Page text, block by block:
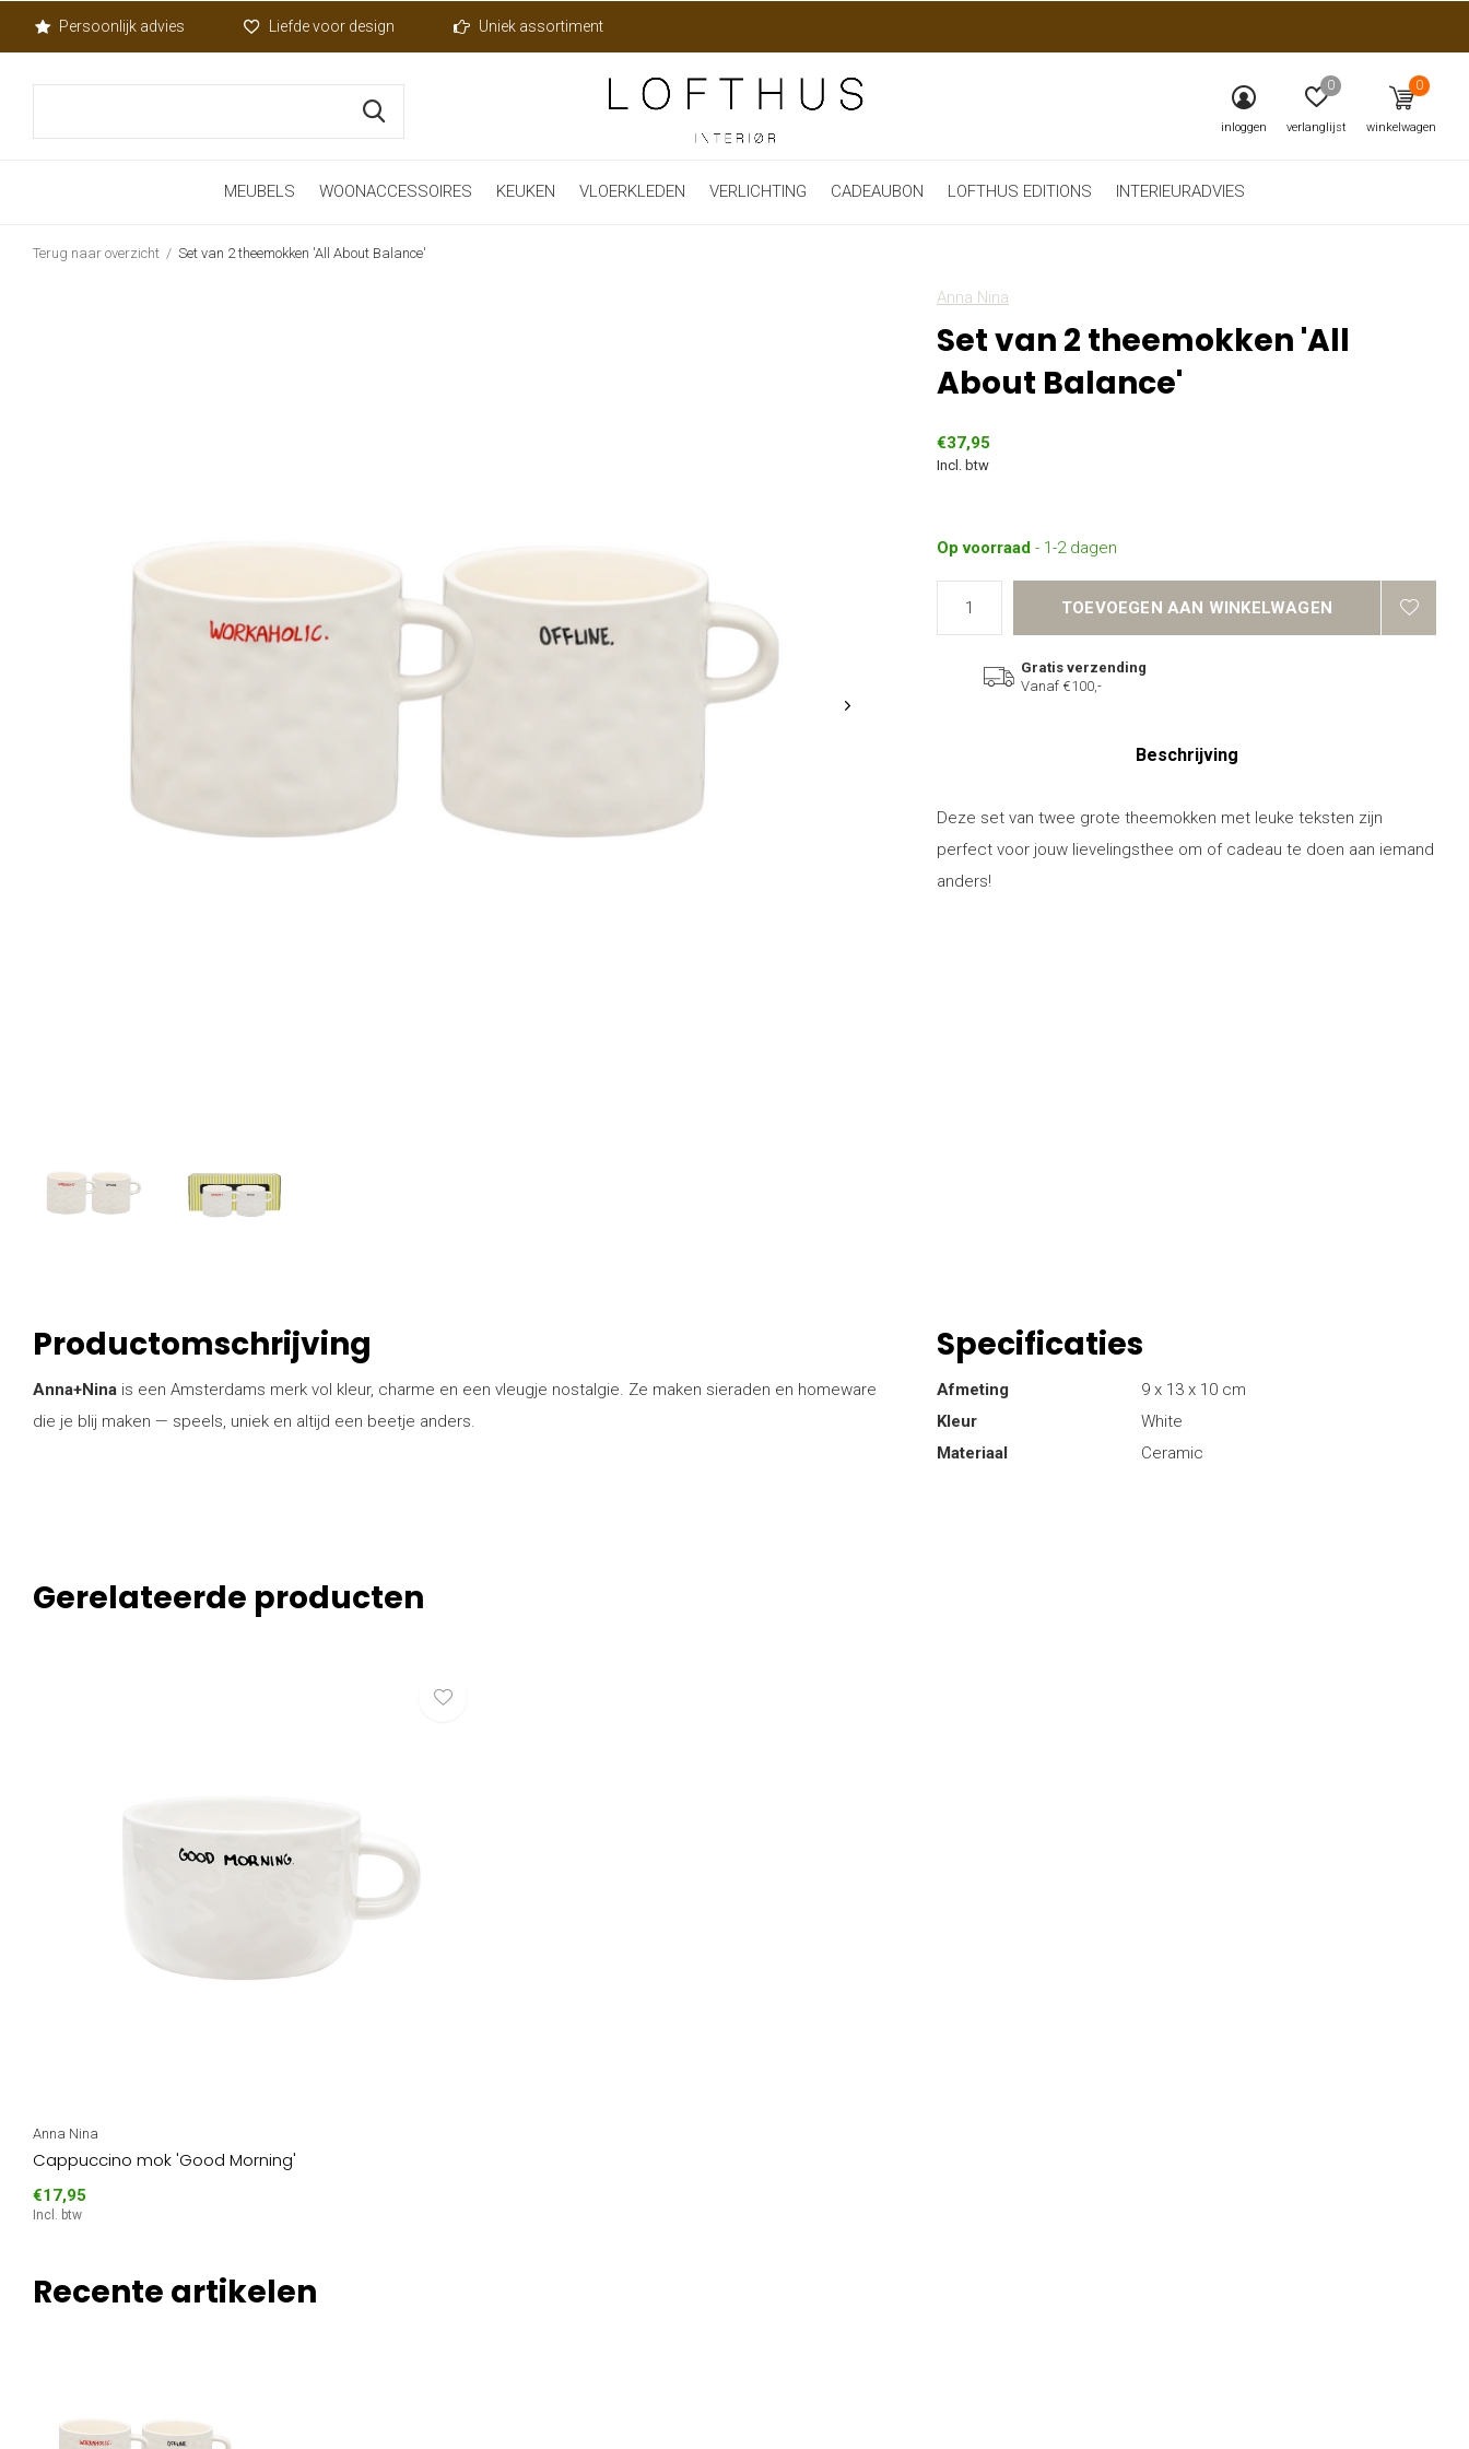
MEUBELS WOONACCESSOIRES KEUKEN VLOERKLEDEN VERLICHTING CADEAUBON LOFTHUS EDITIONS INTERIEURADVIES
inloggen verlanglijst
0
winkelwagen
0
Persoonlijk advies Liefde voor design Uniek assortiment
Terug naar overzicht Set van 2 theemokken 'All About Balance'
Anna Nina
Set van 2 theemokken 'All
About Balance'
€37,95
Incl. btw
Op voorraad - 1-2 dagen
TOEVOEGEN AAN WINKELWAGEN
Gratis verzending
Vanaf €100,-
Beschrijving
Deze set van twee grote theemokken met leuke teksten zijn
perfect voor jouw lievelingsthee om of cadeau te doen aan iemand
anders!
Productomschrijving
Anna+Nina is een Amsterdams merk vol kleur, charme en een vleugje nostalgie. Ze maken sieraden en homeware
die je blij maken — speels, uniek en altijd een beetje anders.
Specificaties
Afmeting
9 x 13 x 10 cm
Kleur
White
Materiaal
Ceramic
Gerelateerde producten
Anna Nina
Cappuccino mok 'Good Morning'
€17,95
Incl. btw
Recente artikelen